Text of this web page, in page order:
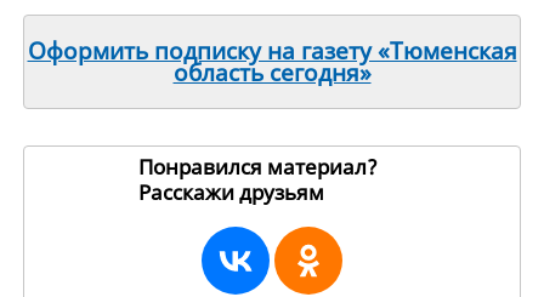
Оформить подписку на газету «Тюменская
область сегодня»
Понравился материал?
Расскажи друзьям